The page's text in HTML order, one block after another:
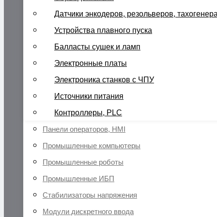
Датчики энкодеров, резольверов,
Устройства плавного пуска
Балласты сушек и ламп
Электронные платы
Электроника станков с ЧПУ
Источники питания
Контроллеры, PLC
Панели операторов, HMI
Промышленные компьютеры
Промышленные роботы
Промышленные ИБП
Стабилизаторы напряжения
Модули дискретного ввода